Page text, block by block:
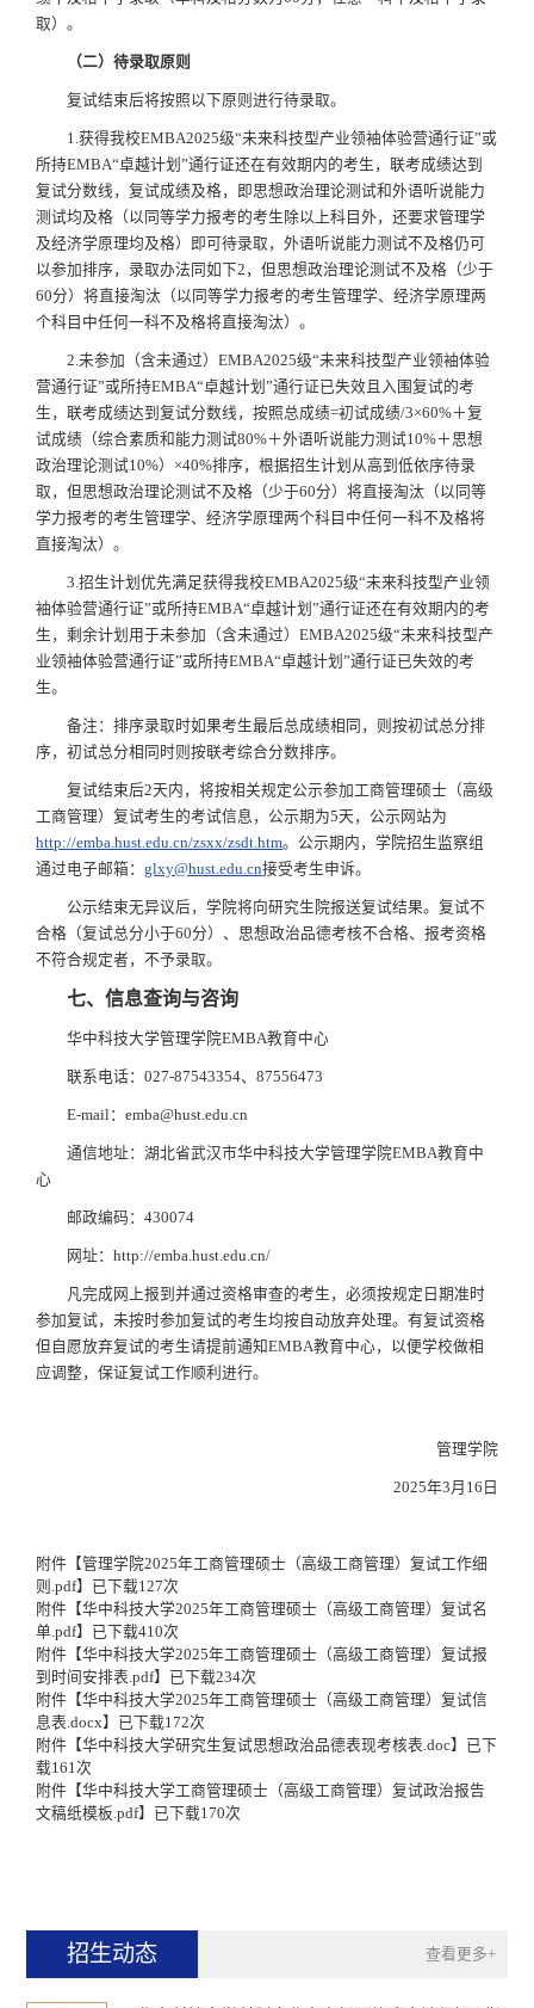
取）。
（二） 待录取原则
复试结束后将按照以下原则进行待录取。
1.获得我校EMBA2025级“未来科技型产业领袖体验营通行证”或
所持EMBA“卓越计划”通行证还在有效期内的考生，联考成绩达到
复试分数线，复试成绩及格，即思想政治理论测试和外语听说能力
测试均及格（以同等学力报考的考生除以上科目外，还要求管理学
及经济学原理均及格）即可待录取，外语听说能力测试不及格仍可
以参加排序，录取办法同如下2，但思想政治理论测试不及格（少于
60分）将直接淘汰（以同等学力报考的考生管理学、经济学原理两
个科目中任何一科不及格将直接淘汰）。
2.未参加（含未通过）EMBA2025级“未来科技型产业领袖体验
营通行证”或所持EMBA“卓越计划”通行证已失效且入围复试的考
生，联考成绩达到复试分数线，按照总成绩=初试成绩/3×60%＋复
试成绩（综合素质和能力测试80%＋外语听说能力测试10%＋思想
政治理论测试10%）×40%排序，根据招生计划从高到低依序待录
取，但思想政治理论测试不及格（少于60分）将直接淘汰（以同等
学力报考的考生管理学、经济学原理两个科目中任何一科不及格将
直接淘汰）。
3.招生计划优先满足获得我校EMBA2025级“未来科技型产业领
袖体验营通行证”或所持EMBA“卓越计划”通行证还在有效期内的考
生，剩余计划用于未参加（含未通过）EMBA2025级“未来科技型产
业领袖体验营通行证”或所持EMBA“卓越计划”通行证已失效的考
生。
备注：排序录取时如果考生最后总成绩相同，则按初试总分排
序，初试总分相同时则按联考综合分数排序。
复试结束后2天内，将按相关规定公示参加工商管理硕士（高级
工商管理）复试考生的考试信息，公示期为5天，公示网站为
http://emba.hust.edu.cn/zsxx/zsdt.htm。公示期内，学院招生监察组
通过电子邮箱：glxy@hust.edu.cn接受考生申诉。
公示结束无异议后，学院将向研究生院报送复试结果。复试不
合格（复试总分小于60分）、思想政治品德考核不合格、报考资格
不符合规定者，不予录取。
七、信息查询与咨询
华中科技大学管理学院EMBA教育中心
联系电话：027-87543354、87556473
E-mail：emba@hust.edu.cn
通信地址：湖北省武汉市华中科技大学管理学院EMBA教育中
心
邮政编码：430074
网址：http://emba.hust.edu.cn/
凡完成网上报到并通过资格审查的考生，必须按规定日期准时
参加复试，未按时参加复试的考生均按自动放弃处理。有复试资格
但自愿放弃复试的考生请提前通知EMBA教育中心，以便学校做相
应调整，保证复试工作顺利进行。
管理学院
2025年3月16日
附件【管理学院2025年工商管理硕士（高级工商管理）复试工作细
则.pdf】已下载127次
附件【华中科技大学2025年工商管理硕士（高级工商管理）复试名
单.pdf】已下载410次
附件【华中科技大学2025年工商管理硕士（高级工商管理）复试报
到时间安排表.pdf】已下载234次
附件【华中科技大学2025年工商管理硕士（高级工商管理）复试信
息表.docx】已下载172次
附件【华中科技大学研究生复试思想政治品德表现考核表.doc】已下
载161次
附件【华中科技大学工商管理硕士（高级工商管理）复试政治报告
文稿纸模板.pdf】已下载170次
招生动态 查看更多+